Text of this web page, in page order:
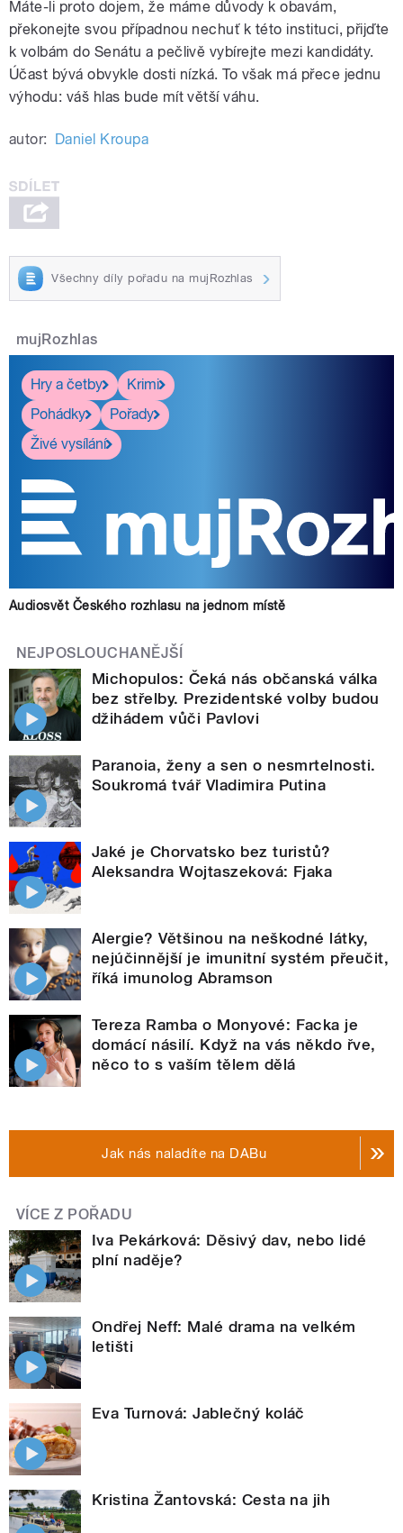
Máte-li proto dojem, že máme důvody k obavám,
překonejte svou případnou nechuť k této instituci, přijďte
k volbám do Senátu a pečlivě vybírejte mezi kandidáty.
Účast bývá obvykle dosti nízká. To však má přece jednu
výhodu: váš hlas bude mít větší váhu.
autor: Daniel Kroupa
Všechny díly pořadu na mujRozhlas
mujRozhlas
Hry a četby
Krimi
Pohádky
Pořady
Živé vysílání
Audiosvět Českého rozhlasu na jednom místě
NEJPOSLOUCHANĚJŠÍ
Michopulos: Čeká nás občanská válka
bez střelby. Prezidentské volby budou
džihádem vůči Pavlovi
Paranoia, ženy a sen o nesmrtelnosti.
Soukromá tvář Vladimira Putina
Jaké je Chorvatsko bez turistů?
Aleksandra Wojtaszeková: Fjaka
Alergie? Většinou na neškodné látky,
nejúčinnější je imunitní systém přeučit,
říká imunolog Abramson
Tereza Ramba o Monyové: Facka je
domácí násilí. Když na vás někdo řve,
něco to s vaším tělem dělá
Jak nás naladíte na DABu
VÍCE Z POŘADU
Iva Pekárková: Děsivý dav, nebo lidé
plní naděje?
Ondřej Neff: Malé drama na velkém
letišti
Eva Turnová: Jablečný koláč
Kristina Žantovská: Cesta na jih